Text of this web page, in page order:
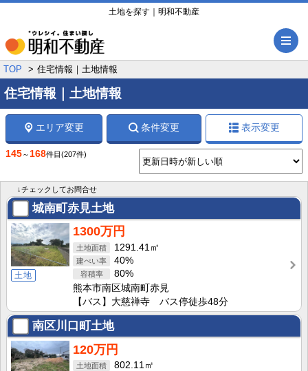
土地を探す｜明和不動産
TOP 住宅情報｜土地情報
住宅情報｜土地情報
エリア変更 条件変更 表示変更
145～168件目 (207件)
↓チェックしてお問合せ
城南町赤見土地
土地
1300万円
1291.41㎡
40%
80%
熊本市南区城南町赤見
【バス】大慈禅寺 バス停徒歩48分
南区川口町土地
120万円
802.11㎡